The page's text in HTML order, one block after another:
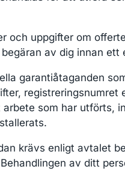
och uppgifter om
av dig innan ett
garantiåtaganden
registreringsnumret
som har utförts,
krävs enligt avtalet
av ditt